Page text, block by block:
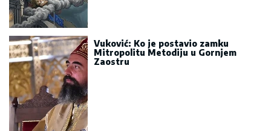
Vuković: Ko je postavio zamku
Mitropolitu Metodiju u Gornjem
Zaostru